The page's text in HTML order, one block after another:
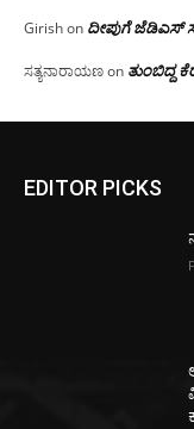
Girishon ದೀಪುಗೆ ಜೆಡಿಎಸ್
ಸತ್ಯನಾರಾಯಣon ತುಂಬಿದ್ದ
EDITOR PICKS